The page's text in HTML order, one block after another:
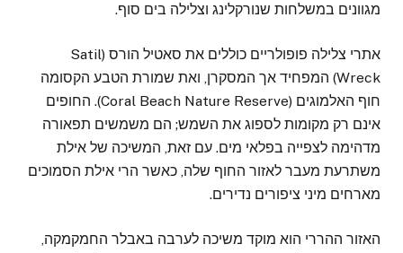
מגוונים במשלחות שנורקלינג וצלילה בים סוף.
אתרי צלילה פופולריים כוללים את סאטיל הורס (Satil
Wreck) המפחיד אך המסקרן, ואת שמורת הטבע הקסומה
חוף האלמוגים (Coral Beach Nature Reserve). החופים
אינם רק מקומות לספוג את השמש; הם משמשים תפאורה
מדהימה לצפייה בפלאי מים. עם זאת, המשיכה של אילת
משתרעת מעבר לאזור החוף שלה, כאשר הרי אילת הסמוכים
מארחים מיני ציפורים נדירים.
האזור ההררי הוא מוקד משיכה לערבה באבלר החמקמקה,